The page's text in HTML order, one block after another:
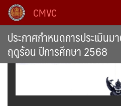
Skip
content
CMVC
ประกาศกำหนดการประเมิน
ฤดูร้อน ปีการศึกษา 2568